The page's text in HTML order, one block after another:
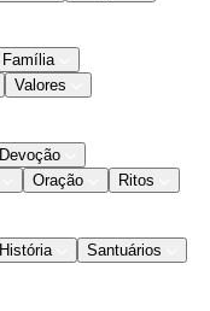
Família
Valores
Devoção
Oração
Ritos
História
Santuários